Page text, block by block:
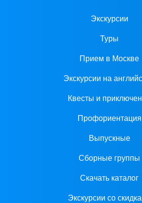
Экскурсии
Туры
Прием в Москве
Экскурсии на
Квесты и
Профориентация
Выпускные
Сборные группы
Скачать каталог
Экскурсии со